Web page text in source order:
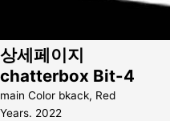
상세페이지
chatterbox Bit-4
main Color bkack, Red
Years. 2022